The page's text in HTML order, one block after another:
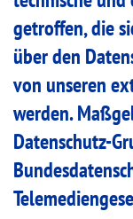
getroffen, die
über den
von unseren
werden.
Datenschutz-